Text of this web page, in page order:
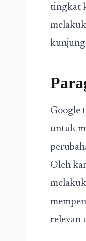
tingkat
Google
untuk
Oleh
relevan